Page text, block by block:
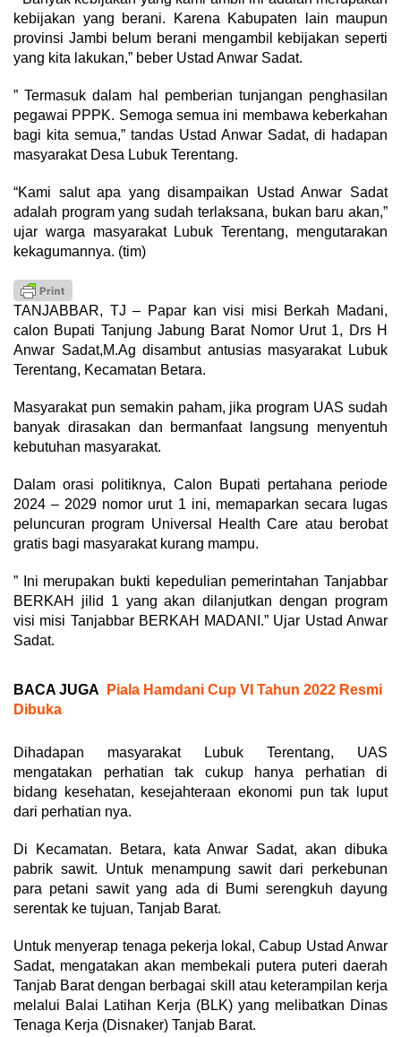
kebijakan yang berani. Karena Kabupaten lain maupun
provinsi Jambi belum berani mengambil kebijakan seperti
yang kita lakukan,” beber Ustad Anwar Sadat.
” Termasuk dalam hal pemberian tunjangan penghasilan
pegawai PPPK. Semoga semua ini membawa keberkahan
bagi kita semua,” tandas Ustad Anwar Sadat, di hadapan
masyarakat Desa Lubuk Terentang.
“Kami salut apa yang disampaikan Ustad Anwar Sadat
adalah program yang sudah terlaksana, bukan baru akan,”
ujar warga masyarakat Lubuk Terentang, mengutarakan
kekagumannya. (tim)
TANJABBAR, TJ – Papar kan visi misi Berkah Madani,
calon Bupati Tanjung Jabung Barat Nomor Urut 1, Drs H
Anwar Sadat,M.Ag disambut antusias masyarakat Lubuk
Terentang, Kecamatan Betara.
Masyarakat pun semakin paham, jika program UAS sudah
banyak dirasakan dan bermanfaat langsung menyentuh
kebutuhan masyarakat.
Dalam orasi politiknya, Calon Bupati pertahana periode
2024 – 2029 nomor urut 1 ini, memaparkan secara lugas
peluncuran program Universal Health Care atau berobat
gratis bagi masyarakat kurang mampu.
” Ini merupakan bukti kepedulian pemerintahan Tanjabbar
BERKAH jilid 1 yang akan dilanjutkan dengan program
visi misi Tanjabbar BERKAH MADANI.” Ujar Ustad Anwar
Sadat.
BACA JUGA
Piala Hamdani Cup VI Tahun 2022 Resmi
Dibuka
Dihadapan masyarakat Lubuk Terentang, UAS
mengatakan perhatian tak cukup hanya perhatian di
bidang kesehatan, kesejahteraan ekonomi pun tak luput
dari perhatian nya.
Di Kecamatan. Betara, kata Anwar Sadat, akan dibuka
pabrik sawit. Untuk menampung sawit dari perkebunan
para petani sawit yang ada di Bumi serengkuh dayung
serentak ke tujuan, Tanjab Barat.
Untuk menyerap tenaga pekerja lokal, Cabup Ustad Anwar
Sadat, mengatakan akan membekali putera puteri daerah
Tanjab Barat dengan berbagai skill atau keterampilan kerja
melalui Balai Latihan Kerja (BLK) yang melibatkan Dinas
Tenaga Kerja (Disnaker) Tanjab Barat.